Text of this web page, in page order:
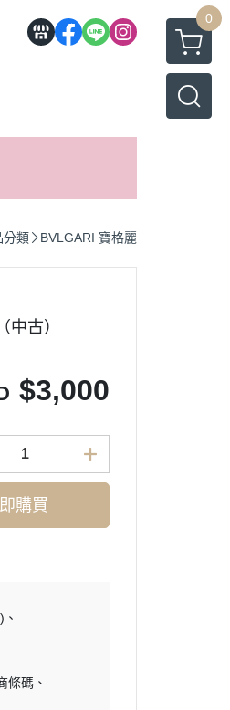
0
分類 BVLGARI 寶格麗
古）
$3,000
購買
條碼